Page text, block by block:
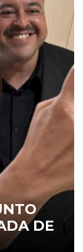
DE